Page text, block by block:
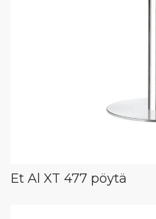
Et Al XT 477 pöytä